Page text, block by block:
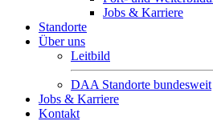
Jobs & Karriere
Standorte
Über uns
Leitbild
DAA Standorte bundesweit
Jobs & Karriere
Kontakt